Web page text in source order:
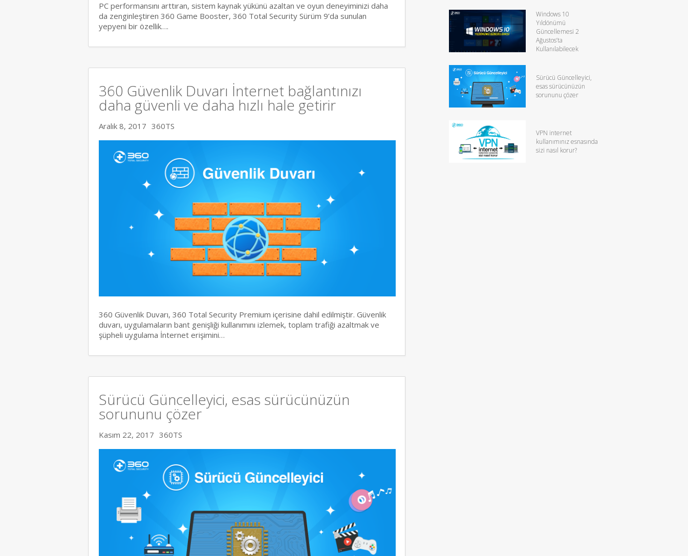
PC performansını arttıran, sistem kaynak yükünü azaltan ve oyun deneyiminizi daha
da zenginleştiren 360 Game Booster, 360 Total Security Sürüm 9’da sunulan
yepyeni bir özellik….
360 Güvenlik Duvarı İnternet bağlantınızı
daha güvenli ve daha hızlı hale getirir
Aralık 8, 2017 360TS
360 Güvenlik Duvarı, 360 Total Security Premium içerisine dahil edilmiştir. Güvenlik
duvarı, uygulamaların bant genişliği kullanımını izlemek, toplam trafiği azaltmak ve
şüpheli uygulama İnternet erişimini…
Sürücü Güncelleyici, esas sürücünüzün
sorununu çözer
Kasım 22, 2017 360TS
Windows 10
Yıldönümü
Güncellemesi 2
Ağustos’ta
Kullanılabilecek
Sürücü Güncelleyici,
esas sürücünüzün
sorununu çözer
VPN internet
kullanımınız esnasında
sizi nasıl korur?